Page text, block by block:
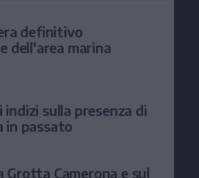
definitivo
dell'area marina
sulla presenza di
in passato
Grotta Camerona e sul